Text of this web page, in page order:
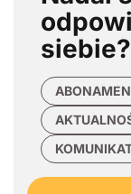
siebie?